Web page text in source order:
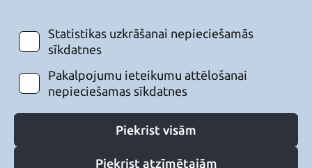
Statistikas uzkrāšanai nepieciešamās
sīkdatnes
Pakalpojumu ieteikumu attēlošanai
nepieciešamas sīkdatnes
Piekrist visām
Piekrist atzīmētajām